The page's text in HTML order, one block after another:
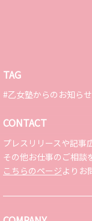
TAG
#乙女塾からのお知らせ
CONTACT
プレスリリースや記事
その他お仕事のご相談
こちらのページよりお